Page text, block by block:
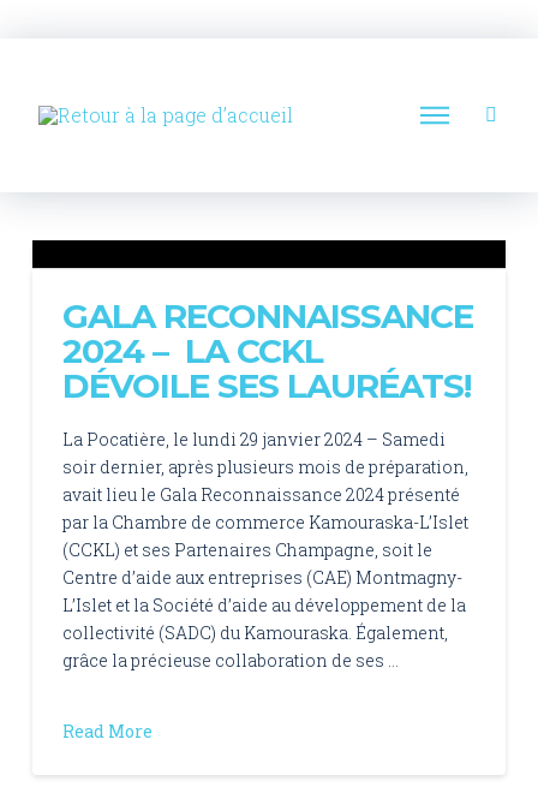
GALA RECONNAISSANCE
2024 – LA CCKL
DÉVOILE SES LAURÉATS!
La Pocatière, le lundi 29 janvier 2024 – Samedi
soir dernier, après plusieurs mois de préparation,
avait lieu le Gala Reconnaissance 2024 présenté
par la Chambre de commerce Kamouraska-L’Islet
(CCKL) et ses Partenaires Champagne, soit le
Centre d’aide aux entreprises (CAE) Montmagny-
L’Islet et la Société d’aide au développement de la
collectivité (SADC) du Kamouraska. Également,
grâce la précieuse collaboration de ses …
Read More